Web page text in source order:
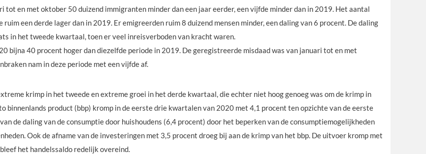
en met oktober 50 duizend immigranten minder dan een jaar eerder, een vijfde minder dan in 2019. Het aantal
een derde lager dan in 2019. Er emigreerden ruim 8 duizend mensen minder, een daling van 6 procent. De daling
in het tweede kwartaal, toen er veel inreisverboden van kracht waren.
bijna 40 procent hoger dan diezelfde periode in 2019. De geregistreerde misdaad was van januari tot en met
nam in deze periode met een vijfde af.
krimp in het tweede en extreme groei in het derde kwartaal, die echter niet hoog genoeg was om de krimp in
binnenlands product (bbp) kromp in de eerste drie kwartalen van 2020 met 4,1 procent ten opzichte van de eerste
de daling van de consumptie door huishoudens (6,4 procent) door het beperken van de consumptiemogelijkheden
Ook de afname van de investeringen met 3,5 procent droeg bij aan de krimp van het bbp. De uitvoer kromp met
het handelssaldo redelijk overeind.